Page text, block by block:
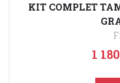
KIT COMPLET
1